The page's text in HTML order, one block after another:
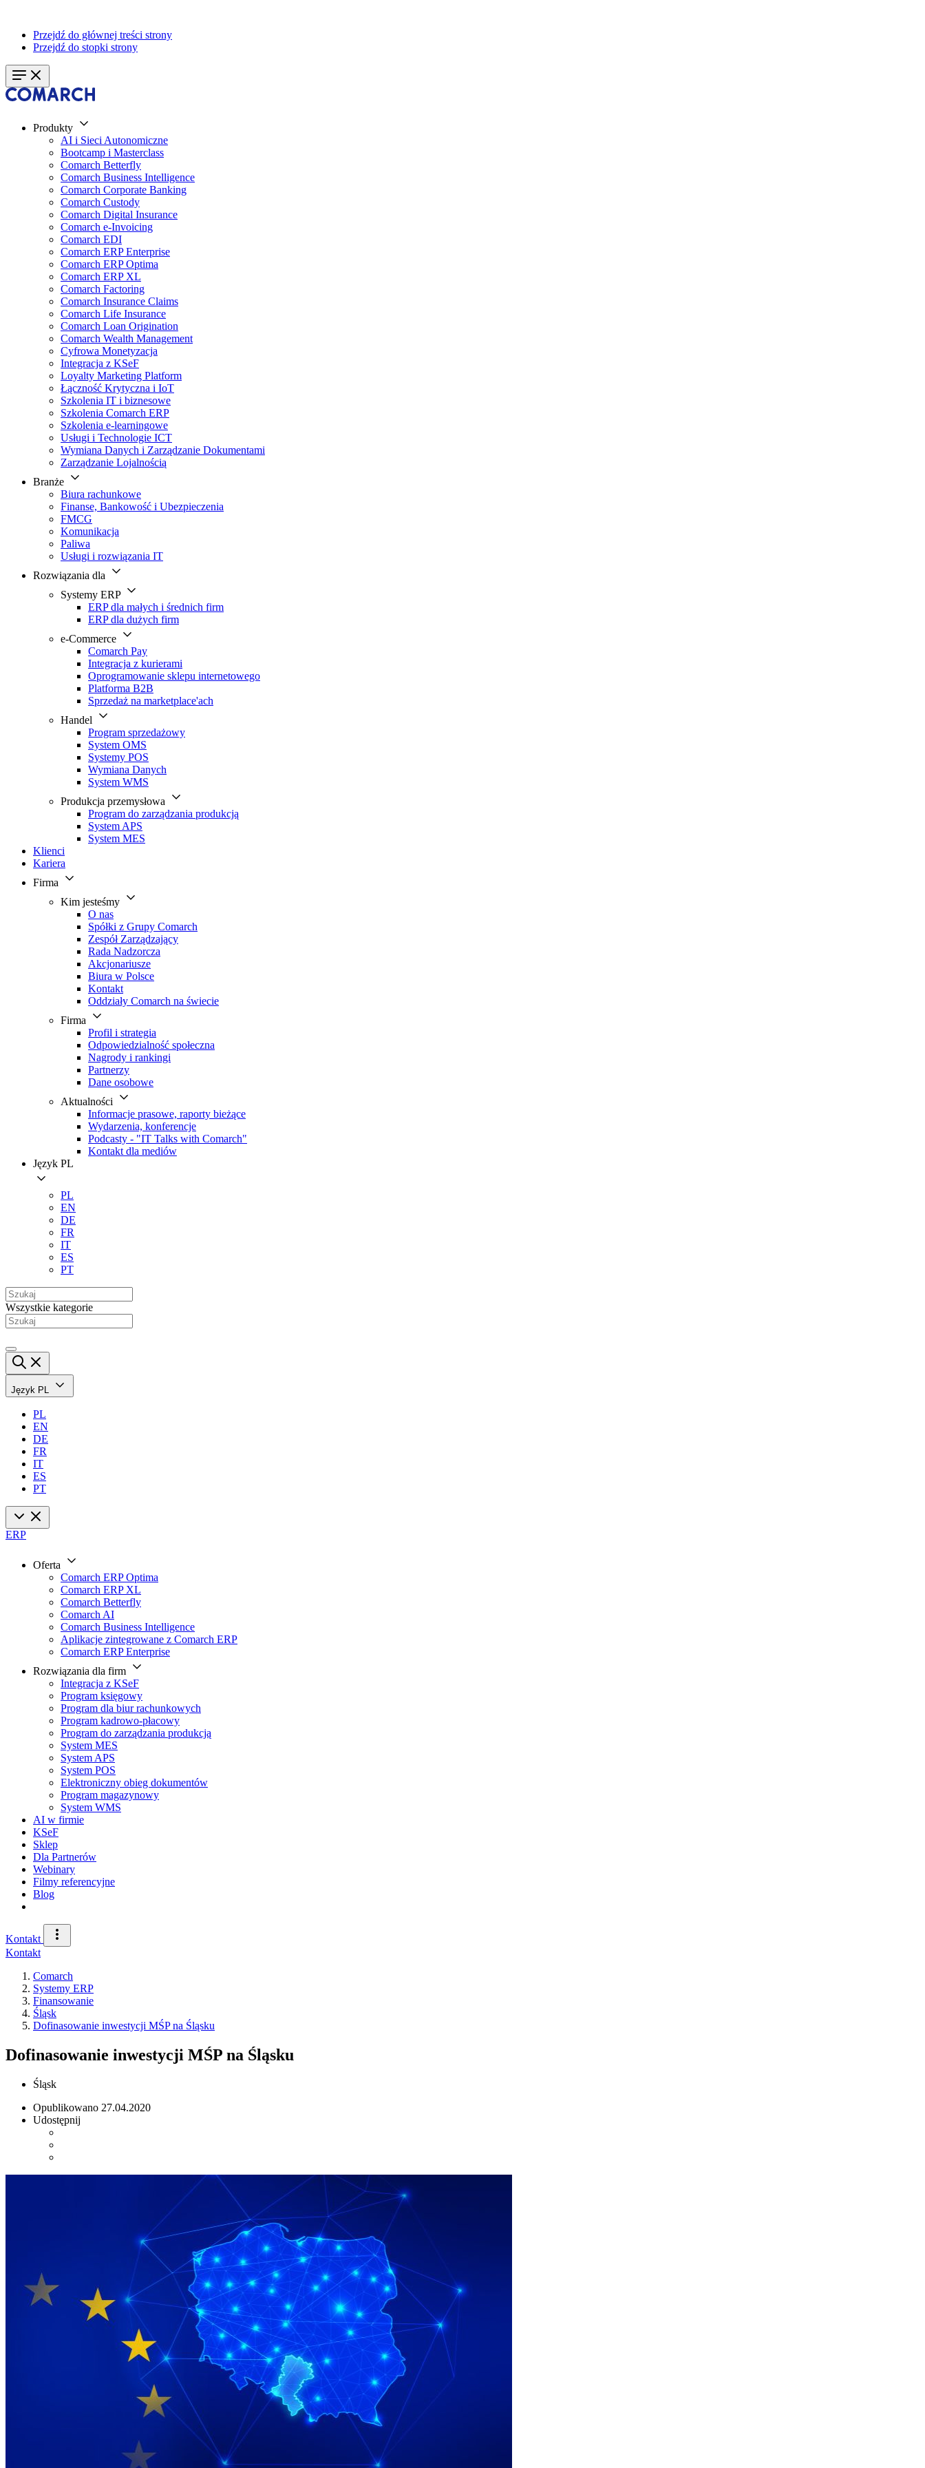
Przejdź do głównej treści strony
Przejdź do stopki strony
Produkty
AI i Sieci Autonomiczne
Bootcamp i Masterclass
Comarch Betterfly
Comarch Business Intelligence
Comarch Corporate Banking
Comarch Custody
Comarch Digital Insurance
Comarch e-Invoicing
Comarch EDI
Comarch ERP Enterprise
Comarch ERP Optima
Comarch ERP XL
Comarch Factoring
Comarch Insurance Claims
Comarch Life Insurance
Comarch Loan Origination
Comarch Wealth Management
Cyfrowa Monetyzacja
Integracja z KSeF
Loyalty Marketing Platform
Łączność Krytyczna i IoT
Szkolenia IT i biznesowe
Szkolenia Comarch ERP
Szkolenia e-learningowe
Usługi i Technologie ICT
Wymiana Danych i Zarządzanie Dokumentami
Zarządzanie Lojalnością
Branże
Biura rachunkowe
Finanse, Bankowość i Ubezpieczenia
FMCG
Komunikacja
Paliwa
Usługi i rozwiązania IT
Rozwiązania dla
Systemy ERP
ERP dla małych i średnich firm
ERP dla dużych firm
e-Commerce
Comarch Pay
Integracja z kurierami
Oprogramowanie sklepu internetowego
Platforma B2B
Sprzedaż na marketplace'ach
Handel
Program sprzedażowy
System OMS
Systemy POS
Wymiana Danych
System WMS
Produkcja przemysłowa
Program do zarządzania produkcją
System APS
System MES
Klienci
Kariera
Firma
Kim jesteśmy
O nas
Spółki z Grupy Comarch
Zespół Zarządzający
Rada Nadzorcza
Akcjonariusze
Biura w Polsce
Kontakt
Oddziały Comarch na świecie
Firma
Profil i strategia
Odpowiedzialność społeczna
Nagrody i rankingi
Partnerzy
Dane osobowe
Aktualności
Informacje prasowe, raporty bieżące
Wydarzenia, konferencje
Podcasty - "IT Talks with Comarch"
Kontakt dla mediów
Język PL
PL
EN
DE
FR
IT
ES
PT
Wszystkie kategorie
Język PL
PL
EN
DE
FR
IT
ES
PT
ERP
Oferta
Comarch ERP Optima
Comarch ERP XL
Comarch Betterfly
Comarch AI
Comarch Business Intelligence
Aplikacje zintegrowane z Comarch ERP
Comarch ERP Enterprise
Rozwiązania dla firm
Integracja z KSeF
Program księgowy
Program dla biur rachunkowych
Program kadrowo-płacowy
Program do zarządzania produkcją
System MES
System APS
System POS
Elektroniczny obieg dokumentów
Program magazynowy
System WMS
AI w firmie
KSeF
Sklep
Dla Partnerów
Webinary
Filmy referencyjne
Blog
Kontakt
Kontakt
Comarch
Systemy ERP
Finansowanie
Śląsk
Dofinasowanie inwestycji MŚP na Śląsku
Dofinasowanie inwestycji MŚP na Śląsku
Śląsk
Opublikowano 27.04.2020
Udostępnij